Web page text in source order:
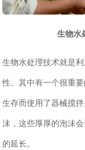
生物水
生物水处理技术就是
性。其中有一个很重
生存而使用了器械搅
沫，这些厚厚的泡沫
的延长。